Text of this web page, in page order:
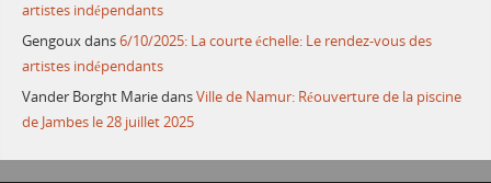
artistes indépendants
Gengouxdans6/10/2025: La courte échelle: Le rendez-vous des
artistes indépendants
Vander Borght MariedansVille de Namur: Réouverture de la piscine
de Jambes le 28 juillet 2025